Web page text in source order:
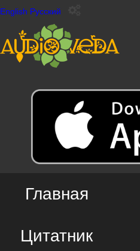
English Русский
Главная
Цитатник